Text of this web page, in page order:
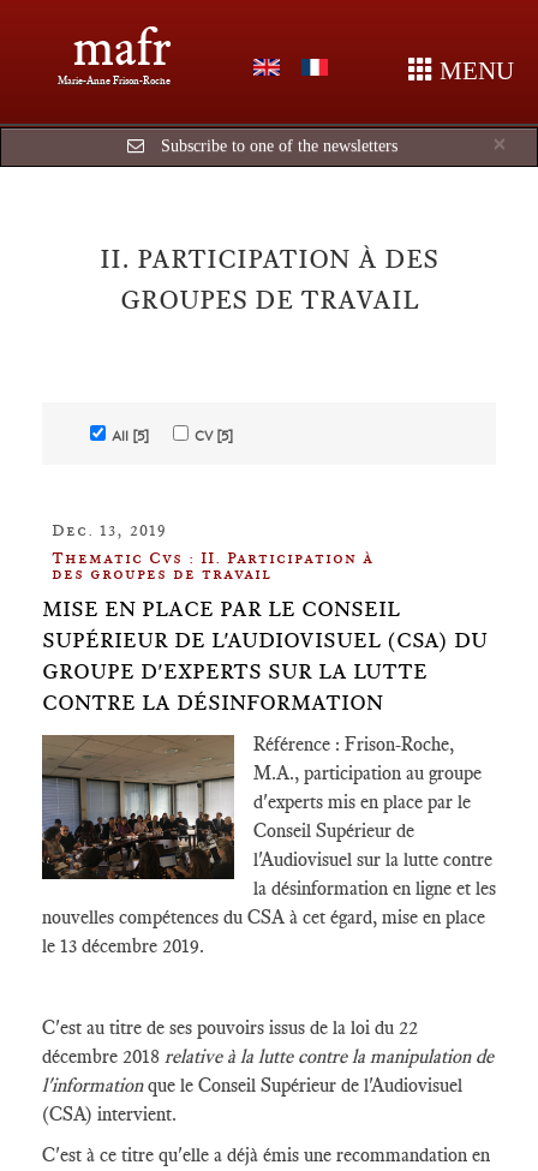
mafr
Marie-Anne Frison-Roche MENU
×
Subscribe to one of the newsletters
II. PARTICIPATION À DES
GROUPES DE TRAVAIL
All [5] CV [5]
Dec. 13, 2019
Thematic Cvs : II. Participation à
des groupes de travail
MISE EN PLACE PAR LE CONSEIL
SUPÉRIEUR DE L'AUDIOVISUEL (CSA) DU
GROUPE D'EXPERTS SUR LA LUTTE
CONTRE LA DÉSINFORMATION
Référence : Frison-Roche,
M.A., participation au groupe
d'experts mis en place par le
Conseil Supérieur de
l'Audiovisuel sur la lutte contre
la désinformation en ligne et les
nouvelles compétences du CSA à cet égard, mise en place
le 13 décembre 2019.
C'est au titre de ses pouvoirs issus de la loi du 22
décembre 2018 relative à la lutte contre la manipulation de
l'informationque le Conseil Supérieur de l'Audiovisuel
(CSA) intervient.
C'est à ce titre qu'elle a déjà émis une recommandation en